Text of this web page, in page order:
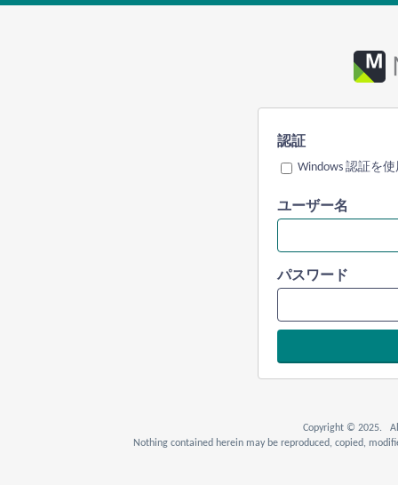
認証
Windows 認証を
ユーザー名
パスワード
Copyright © 2025. All
Nothing contained herein may be reproduced, copied,